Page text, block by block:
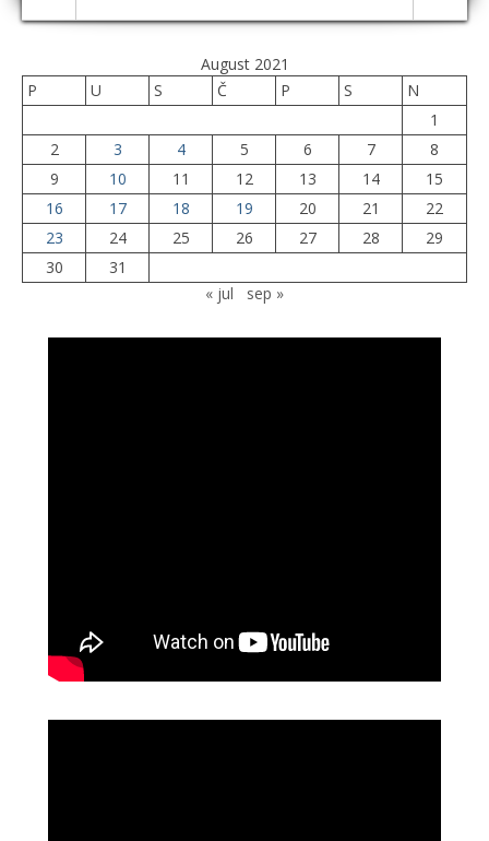
August 2021
P
U S Č P S
N
1
2
3 4 5 6 7
8
9
10 11 12 13 14
15
16
17 18 19 20 21
22
23
24 25 26 27 28
29
30
31
« jul
sep »